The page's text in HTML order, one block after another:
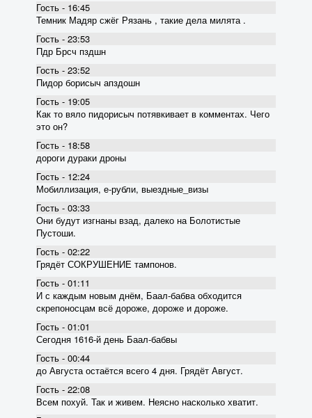
Гость - 16:45
Темник Мадяр сжёг Рязань , такие дела милята .
Гость - 23:53
Пдр Брсч пздшн
Гость - 23:52
Пидор борисыч апздошн
Гость - 19:05
Как то вяло пидорисыч потявкивает в комментах. Чего
это он?
Гость - 18:58
дороги дураки дроны
Гость - 12:24
Мобиллизация, е-рубли, выездные_визы
Гость - 03:33
Они будут изгнаны взад, далеко на Болотистые
Пустоши.
Гость - 02:22
Грядёт СОКРУШЕНИЕ тампонов.
Гость - 01:11
И с каждым новым днём, Баал-бабва обходится
скрепоносцам всё дороже, дороже и дороже.
Гость - 01:01
Сегодня 1616-й день Баал-бабвы
Гость - 00:44
до Августа остаётся всего 4 дня. Грядёт Август.
Гость - 22:08
Всем похуй. Так и живем. Неясно насколько хватит.